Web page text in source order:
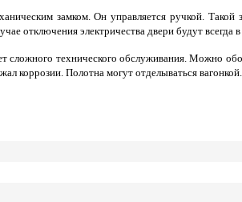
замком. Он управляется ручкой.
отключения электричества двери будут всегда
технического обслуживания. Можно
коррозии. Полотна могут отделываться